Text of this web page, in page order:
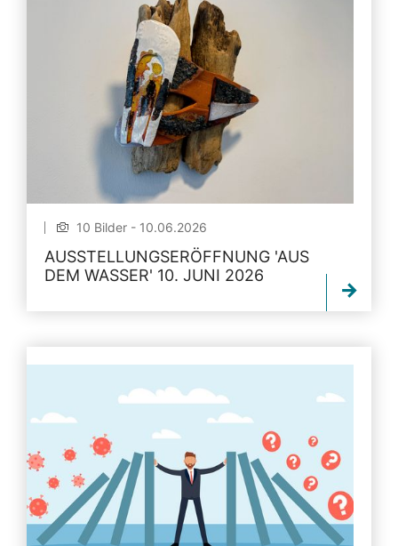
10 Bilder - 10.06.2026
AUSSTELLUNGSERÖFFNUNG 'AUS
DEM WASSER' 10. JUNI 2026